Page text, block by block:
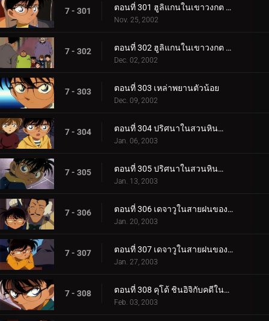
7 - 301 ตอนที่ 301 ฮูลิแกนในเขาวงกต (ตอนแรก)
Nov. 25, 2002
7 - 302 ตอนที่ 302 ฮูลิแกนในเขาวงกต (ตอนจบ)
Dec. 02, 2002
7 - 303 ตอนที่ 303 เหล่าพยานตัวน้อย
Dec. 09, 2002
7 - 304 ตอนที่ 304 ปริศนาในสวนหินน้ำไหล (ตอนแรก)
Jan. 06, 2003
7 - 305 ตอนที่ 305 ปริศนาในสวนหินน้ำไหล (ตอนจบ)
Jan. 13, 2003
7 - 306 ตอนที่ 306 เดจาวูในสายฝนของไชน่าทาวน์ (ตอนแรก)
Jan. 20, 2003
7 - 307 ตอนที่ 307 เดจาวูในสายฝนของไชน่าทาวน์ (ตอนจบ)
Jan. 27, 2003
7 - 308 ตอนที่ 308 คุโด้ ชินอิจิกับคดีในนิวยอร์ก (ภาคคดี)
Feb. 03, 2003